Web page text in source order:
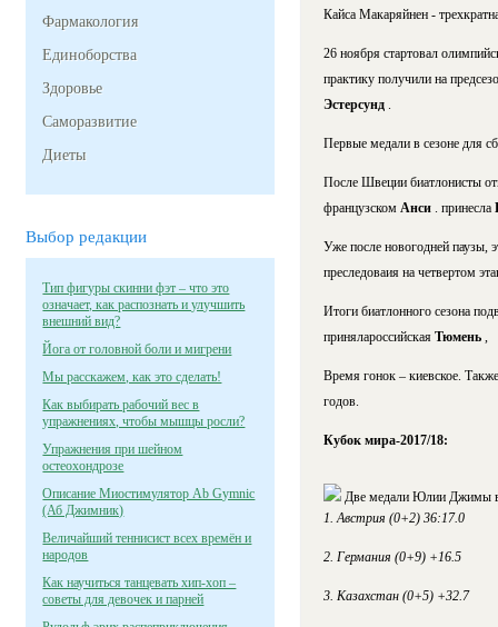
Фармакология
Единоборства
Здоровье
Саморазвитие
Диеты
Выбор редакции
Тип фигуры скинни фэт – что это
означает, как распознать и улучшить
внешний вид?
Йога от головной боли и мигрени
Мы расскажем, как это сделать!
Как выбирать рабочий вес в
упражнениях, чтобы мышцы росли?
Упражнения при шейном
остеохондрозе
Описание Миостимулятор Ab Gymnic
(Аб Джимник)
Величайший теннисист всех времён и
народов
Как научиться танцевать хип-хоп –
советы для девочек и парней
Кайса Макаряйнен -
26 ноября стартовал
практику получили на
Эстерсунд .
Первые медали в сезоне для
После Швеции биатлонисты
французском Анси . принесла
Уже после новогодней паузы,
преследоваия на четвертом
Итоги биатлонного сезона
принялароссийская Тюмень ,
Время гонок – киевское.
годов.
Кубок мира-2017/18:
Две медали Юлии Джимы в
1. Австрия (0+2) 36:17.0
2. Германия (0+9) +16.5
3. Казахстан (0+5) +32.7